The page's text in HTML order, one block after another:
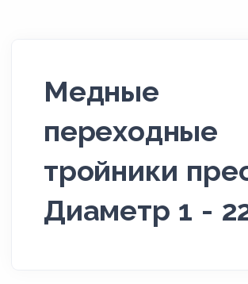
Медные
переходные
тройники
Диаметр 1 -